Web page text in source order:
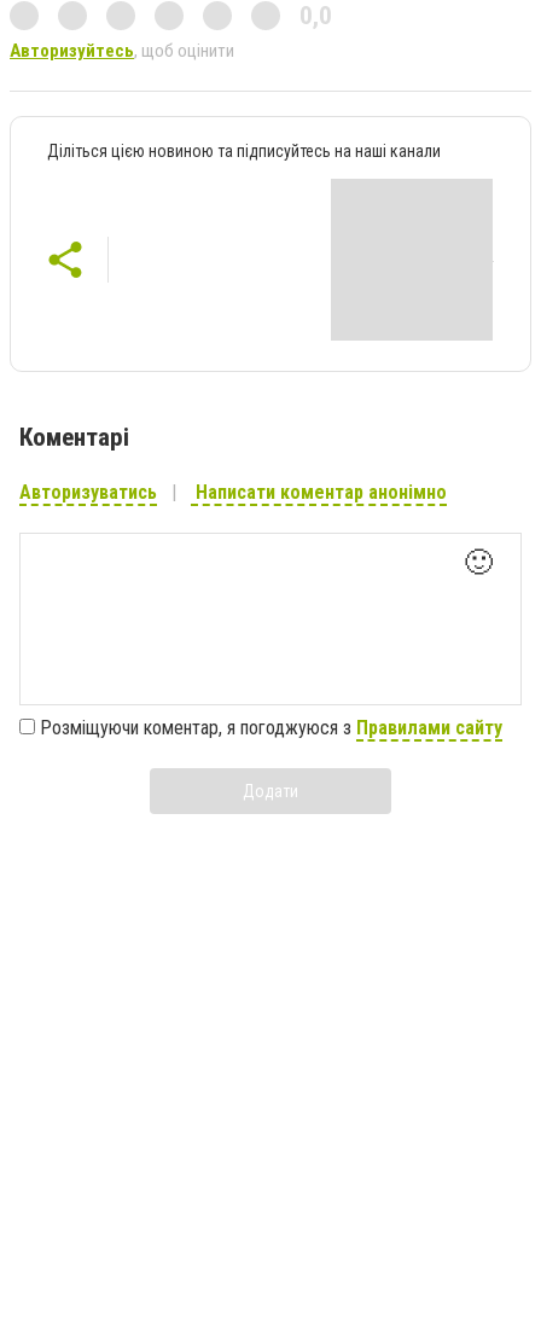
0,0
Авторизуйтесь, щоб оцінити
Діліться цією новиною та підписуйтесь на наші канали
Коментарі
Авторизуватись Написати коментар анонімно
🙂
Розміщуючи коментар, я погоджуюся з Правилами сайту
Додати